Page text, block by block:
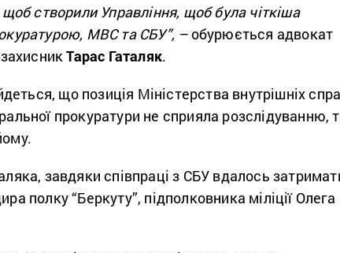
створили Управління, щоб була чіткіша
МВС та СБУ”, –обурюється адвокат
Тарас Гаталяк.
що позиція Міністерства внутрішніх
прокуратури не сприяла розслідуванню,
завдяки співпраці з СБУ вдалось
полку “Беркуту”, підполковника міліції Олега